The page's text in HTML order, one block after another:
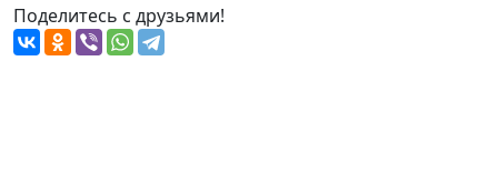
Поделитесь с друзьями!